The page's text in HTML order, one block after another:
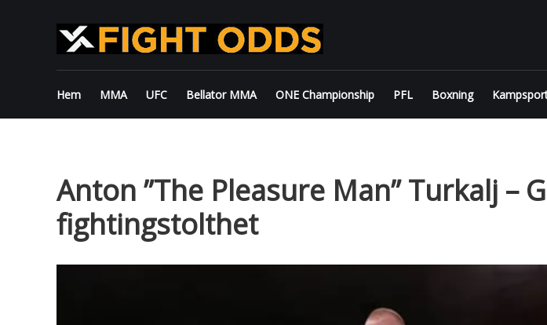
UFC &
MMA
bonusar
Hem MMA UFC Bellator MMA ONE Championship PFL Boxning
Anton ”The Pleasure Man” Turkalj –
fightingstolthet